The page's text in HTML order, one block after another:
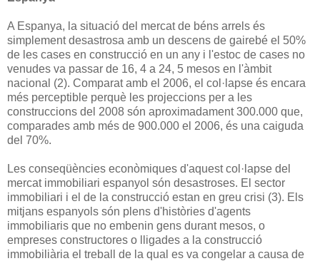
A Espanya, la situació del mercat de béns arrels és
simplement desastrosa amb un descens de gairebé el 50%
de les cases en construcció en un any i l'estoc de cases no
venudes va passar de 16, 4 a 24, 5 mesos en l'àmbit
nacional (2). Comparat amb el 2006, el col·lapse és encara
més perceptible perquè les projeccions per a les
construccions del 2008 són aproximadament 300.000 que,
comparades amb més de 900.000 el 2006, és una caiguda
del 70%.
Les conseqüències econòmiques d'aquest col·lapse del
mercat immobiliari espanyol són desastroses. El sector
immobiliari i el de la construcció estan en greu crisi (3). Els
mitjans espanyols són plens d'històries d'agents
immobiliaris que no embenin gens durant mesos, o
empreses constructores o lligades a la construcció
immobiliària el treball de la qual es va congelar a causa de